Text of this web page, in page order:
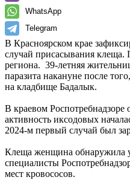
WhatsApp
Telegram
В Красноярском крае
случай присасывания клеща.
региона. 39-летняя
паразита накануне после
на кладбище Бадалык.
В краевом Роспотребнадзоре
активность иксодовых
2024-м первый случай был
Клеща женщина обнаружила у
специалисты
мест кровососов.